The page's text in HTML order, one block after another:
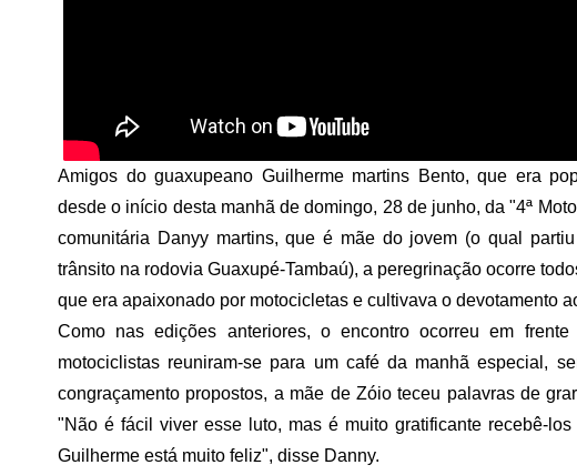
Amigos do guaxupeano Guilherme martins Bento, que era
desde o início desta manhã de domingo, 28 de junho, da "4ª
comunitária Danyy martins, que é mãe do jovem (o qual
trânsito na rodovia Guaxupé-Tambaú), a peregrinação ocorre
que era apaixonado por motocicletas e cultivava o devotamento
Como nas edições anteriores, o encontro ocorreu em
motociclistas reuniram-se para um café da manhã especial,
congraçamento propostos, a mãe de Zóio teceu palavras de
"Não é fácil viver esse luto, mas é muito gratificante recebê-
Guilherme está muito feliz", disse Danny.